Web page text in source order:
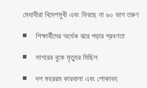
মেধাবীরা বিদেশমুখী এবং ফিরছে না ৬০ ভাগ তরুণ
শিক্ষার্থীদের অর্ধেক ঝরে পড়ার প্রবণতা
সাগরের বুকে মৃত্যুর মিছিল
দশ মহররম কারবালা এবং শোকাবহ